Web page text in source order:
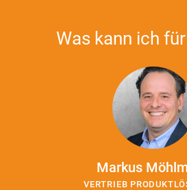
Was kann ich
Markus
VERTRIEB